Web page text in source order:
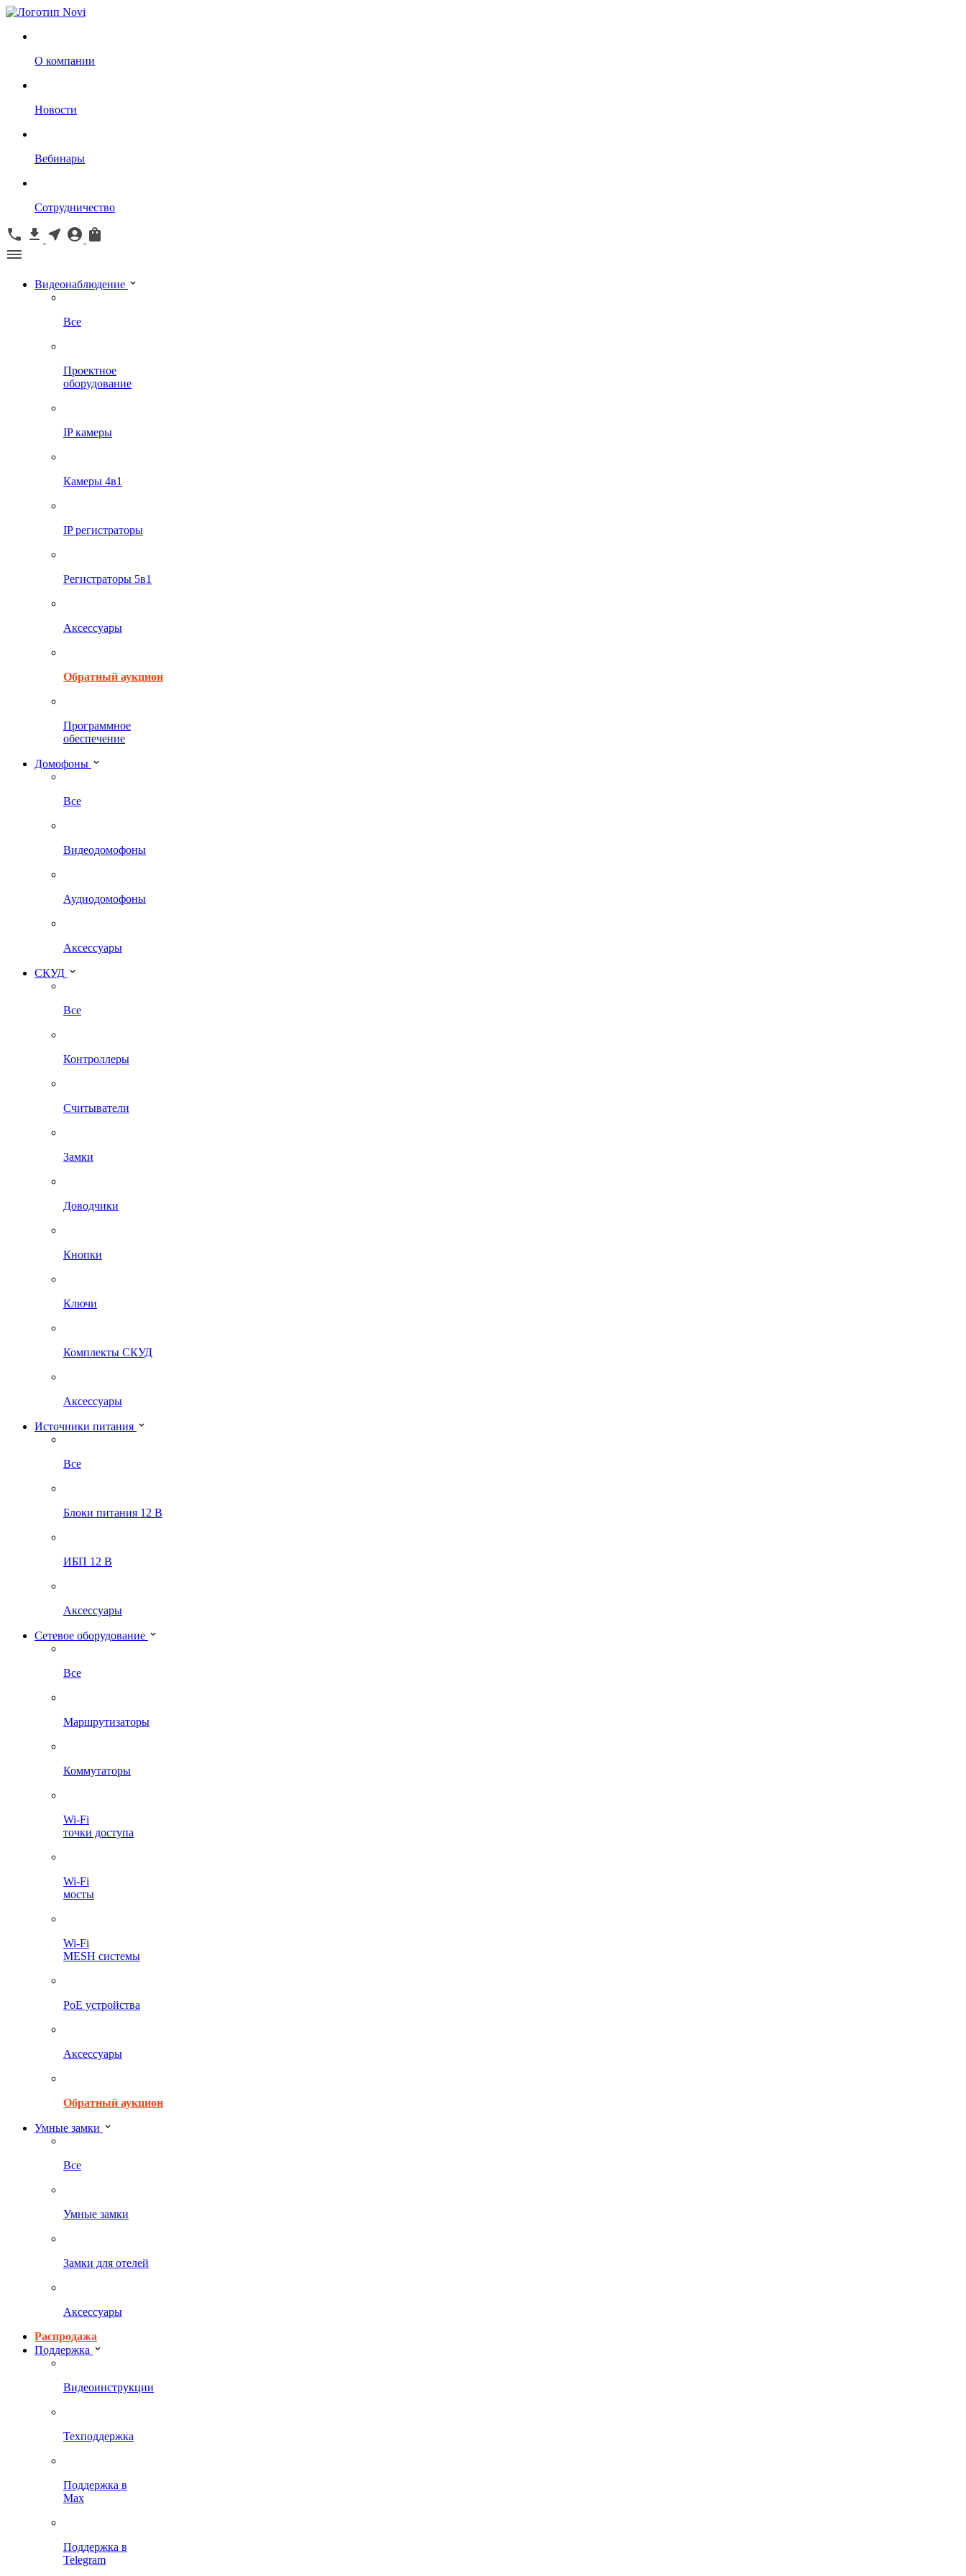
О компании
Новости
Вебинары
Сотрудничество
Видеонаблюдение
Все
Проектное
оборудование
IP камеры
Камеры 4в1
IP регистраторы
Регистраторы 5в1
Аксессуары
Обратный аукцион
Программное
обеспечение
Домофоны
Все
Видеодомофоны
Аудиодомофоны
Аксессуары
СКУД
Все
Контроллеры
Считыватели
Замки
Доводчики
Кнопки
Ключи
Комплекты СКУД
Аксессуары
Источники питания
Все
Блоки питания 12 В
ИБП 12 В
Аксессуары
Сетевое оборудование
Все
Маршрутизаторы
Коммутаторы
Wi-Fi
точки доступа
Wi-Fi
мосты
Wi-Fi
MESH системы
PoE устройства
Аксессуары
Обратный аукцион
Умные замки
Все
Умные замки
Замки для отелей
Аксессуары
Распродажа
Поддержка
Видеоинструкции
Техподдержка
Поддержка в
Max
Поддержка в
Telegram